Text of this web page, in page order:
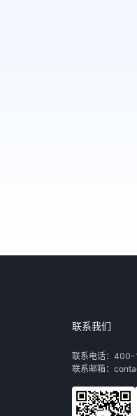
联系我们
联系电话：
联系邮箱：
领取行业自动化解决方